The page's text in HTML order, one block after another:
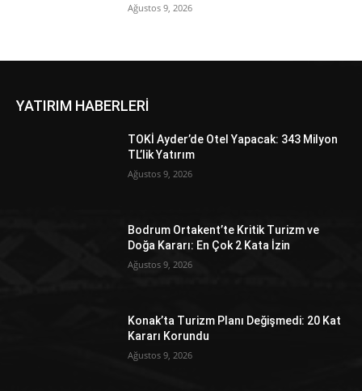
Ağustos 9, 2026
YATIRIM HABERLERİ
TOKİ Ayder’de Otel Yapacak: 343 Milyon
TL’lik Yatırım
Ağustos 9, 2026
Bodrum Ortakent’te Kritik Turizm ve
Doğa Kararı: En Çok 2 Kata İzin
Ağustos 9, 2026
Konak’ta Turizm Planı Değişmedi: 20 Kat
Kararı Korundu
Ağustos 9, 2026